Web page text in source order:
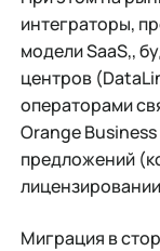
интеграторы,
модели SaaS,,
центров
операторами
Orange
предложений
Миграция в